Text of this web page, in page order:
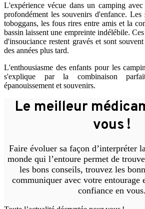
L'expérience vécue dans un camping
profondément les souvenirs d'enfance. Les
toboggans, les fous rires entre amis et la
bassin laissent une empreinte indélébile.
d'insouciance restent gravés et sont
des années plus tard.
L'enthousiasme des enfants pour les
s'explique par la combinaison
épanouissement et souvenirs.
Le meilleur
vous !
Faire évoluer sa façon d’interpréter
monde qui l’entoure permet de
les bons conseils, trouvez les
communiquer avec votre entourage
confiance en vous.